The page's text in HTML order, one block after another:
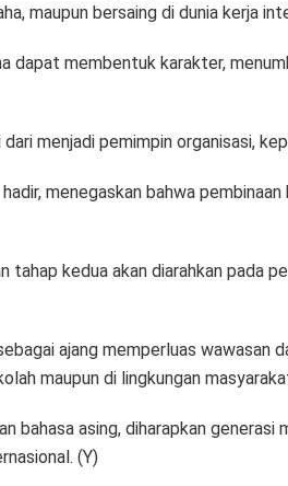
maupun bersaing di dunia kerja
membentuk karakter,
menjadi pemimpin organisasi,
menegaskan bahwa
kedua akan diarahkan pada
ajang memperluas wawasan
maupun di lingkungan
bahasa asing, diharapkan
(Y)